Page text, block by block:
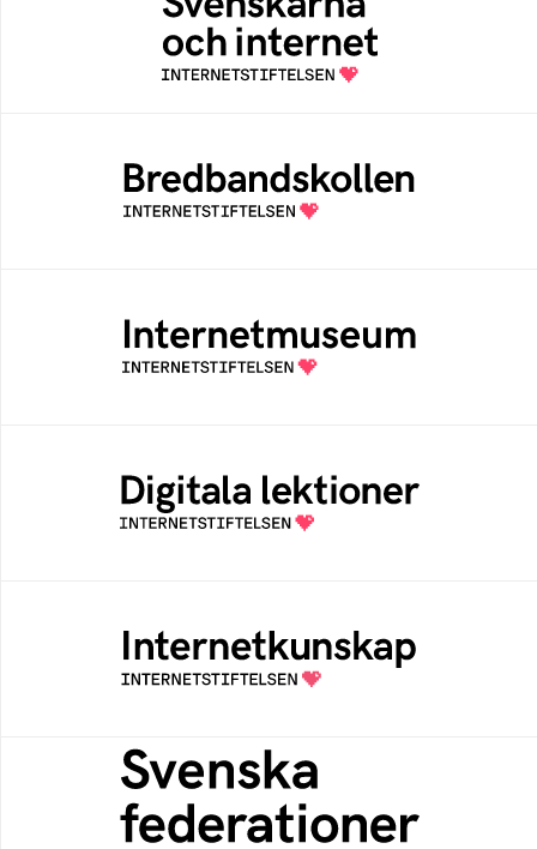
En årlig studie av svenska folkets
internetvanor
Bredbandskollen är ett oberoende
konsumentverktyg som drivs av
Internetstiftelsen
Ett digitalt museum som byggts, och kureras
av Internetstiftelsen
Öppen digital lärresurs med färdiga lektioner
för alla stadier i grundskolan
Samlad kunskap som hjälper dig att bli en
säker och medveten internetanvändare
Svenska federationer
Grunden för medlemskap i en sektors- eller
kontextspecifik federation